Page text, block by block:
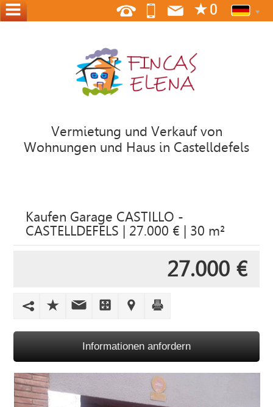
Vermietung und Verkauf von
Wohnungen und Haus in Castelldefels
SIND
IHR
HAUS
Kaufen Garage CASTILLO -
CASTELLDEFELS | 27.000 € | 30 m²
27.000 €
Informationen anfordern